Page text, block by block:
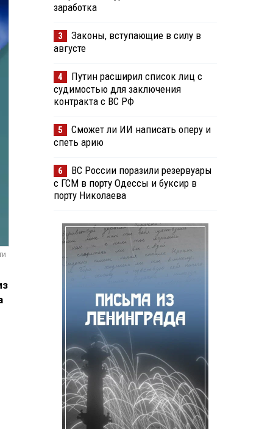
заработка
3
Законы, вступающие в силу в
августе
4
Путин расширил список лиц с
судимостью для заключения
контракта с ВС РФ
5
Сможет ли ИИ написать оперу и
спеть арию
6
ВС России поразили резервуары
с ГСМ в порту Одессы и буксир в
порту Николаева